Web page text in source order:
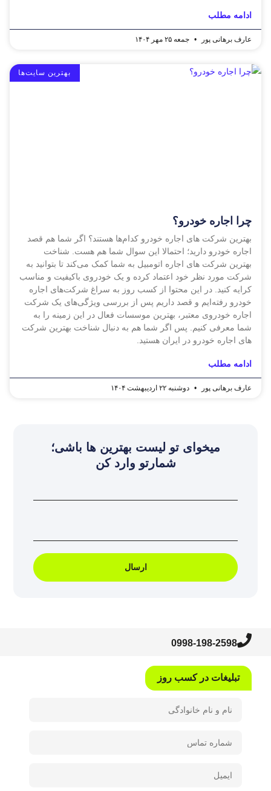
ادامه مطلب
عارف برهانی پور جمعه ۲۵ مهر ۱۴۰۴
بهترین سایت‌ها
چرا اجاره خودرو؟
بهترین شرکت ‌های اجاره خودرو کدام‌‌ها هستند؟ اگر شما هم قصد
اجاره خودرو دارید؛ احتمالا این سوال شما هم هست. شناخت
بهترین شرکت ‌های اجاره اتومبیل به شما کمک می‌کند تا بتوانید به
شرکت مورد نظر خود اعتماد کرده و یک خودروی باکیفیت و مناسب
کرایه کنید. در این محتوا از کسب روز به سراغ شرکت‌های اجاره
خودرو رفته‌ایم و قصد داریم پس از بررسی ویژگی‌های یک شرکت
اجاره خودروی معتبر، بهترین موسسات فعال در این زمینه را به
شما معرفی کنیم. پس اگر شما هم به دنبال شناخت بهترین شرکت‌
های اجاره خودرو در ایران هستید.
ادامه مطلب
عارف برهانی پور دوشنبه ۲۲ اردیبهشت ۱۴۰۴
میخوای تو لیست بهترین ها باشی؛
شمارتو وارد کن
ارسال
0998-198-2598
تبلیغات در کسب روز